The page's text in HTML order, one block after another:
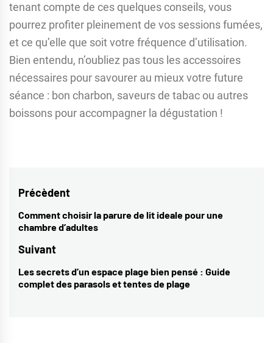
tenant compte de ces quelques conseils, vous
pourrez profiter pleinement de vos sessions fumées,
et ce qu’elle que soit votre fréquence d’utilisation.
Bien entendu, n’oubliez pas tous les accessoires
nécessaires pour savourer au mieux votre future
séance : bon charbon, saveurs de tabac ou autres
boissons pour accompagner la dégustation !
Navigation
de
Précèdent
Previous
post:
Comment choisir la parure de lit ideale pour une
chambre d’adultes
Suivant
Next
post:
Les secrets d’un espace plage bien pensé : Guide
complet des parasols et tentes de plage